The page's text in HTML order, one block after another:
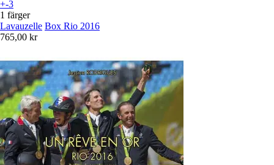
+-3
1 färger
Lavauzelle Box Rio 2016
765,00 kr